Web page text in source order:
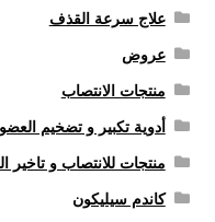
منتجات خاصة بالزوج
منتجات خاصة بالزوجة
منتجات لاثارة الزوجه
منتجات للانتصاب و تاخير
علاج سرعة القذف
عروض
منتجات الانتصاب
أدوية تكبير و تضخيم العضو
منتجات للانتصاب و تاخير
كاندم سيليكون